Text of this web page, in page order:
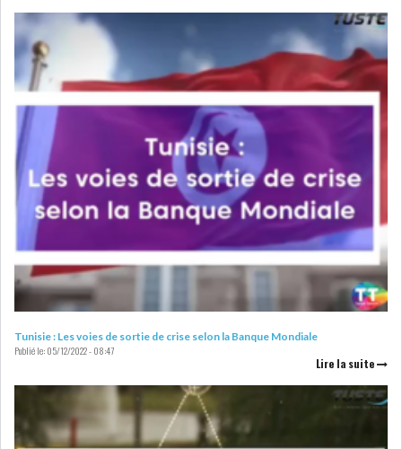
AUDIOVISUEL
LEASING
LOGISTIQUE ET
TRANSPORT
TOURSIME
DISTRIBUTION
COMPOSANTS
AUTOMOBILES
CHIMIE
DISTRIBUTION
FINANCIER IMMOBILIER
HOLDING INDUSTRIEL
AGRO-ALIMENTAIRE DIVERS
Tunisie : Les voies de sortie de crise selon la Banque Mondiale
Publié le:05/12/2022 - 08:47
Lire la suite